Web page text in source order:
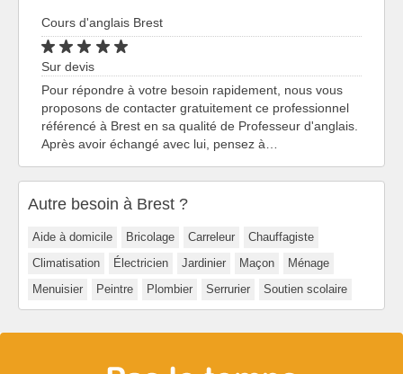
Cours d'anglais Brest
Sur devis
Pour répondre à votre besoin rapidement, nous vous
proposons de contacter gratuitement ce professionnel
référencé à Brest en sa qualité de Professeur d'anglais.
Après avoir échangé avec lui, pensez à…
Autre besoin à Brest ?
Aide à domicile Bricolage Carreleur
Chauffagiste
Climatisation
Électricien Jardinier Maçon
Ménage
Menuisier
Peintre Plombier Serrurier Soutien scolaire